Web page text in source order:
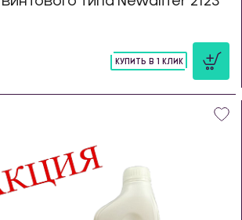
КУПИТЬ В 1 КЛИК